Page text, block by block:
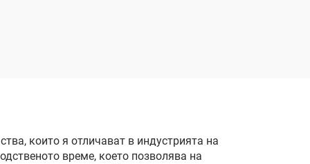
които я отличават в индустрията на
време, което позволява на